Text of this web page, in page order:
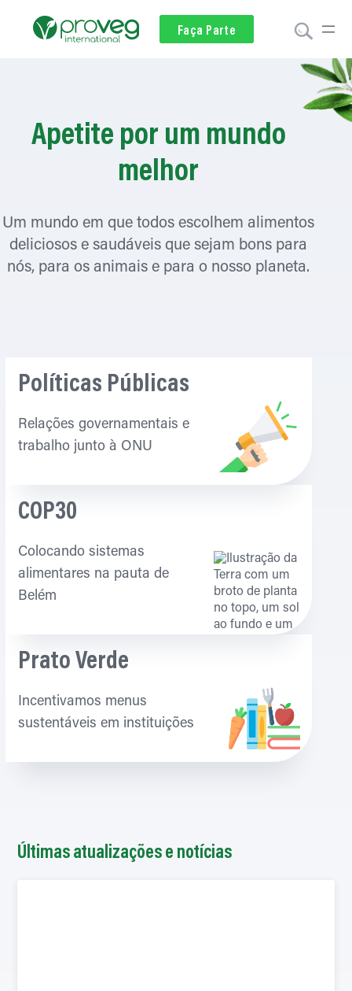
Faça Parte
Voluntariado
Doar
Apetite por um mundo
melhor
Um mundo em que todos escolhem alimentos
deliciosos e saudáveis que sejam bons para
nós, para os animais e para o nosso planeta.
Políticas Públicas
Relações governamentais e
trabalho junto à ONU
COP30
Colocando sistemas
alimentares na pauta de
Belém
Prato Verde
Incentivamos menus
sustentáveis em instituições
Últimas atualizações e notícias